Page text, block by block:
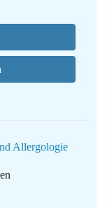
Allergologie